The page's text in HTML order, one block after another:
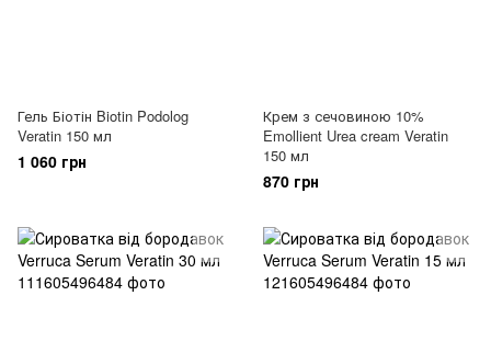
Гель Біотін Biotin Podolog
Veratin 150 мл
1 060 грн
Крем з сечовиною 10%
Emollient Urea cream Veratin
150 мл
870 грн